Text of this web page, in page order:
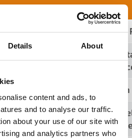
Details About
content and ads, to
and to analyse our traffic.
about your use of our site with
and analytics partners who
23
tickets web directamente en
de recorte (Cropping):
los nuevos modos de
se actualizó a la
del programa
el modo de uso si se